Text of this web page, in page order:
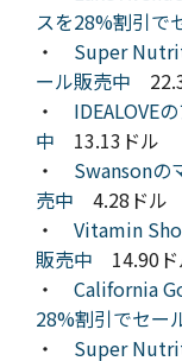
スを28%割引で
・ Super
ール販売中
・ IDEALOVE
中 13.13ドル
・ Swansonの
売中 4.28ドル
・ Vitamin
販売中 14.90ド
・ California
28%割引でセー
・ Super